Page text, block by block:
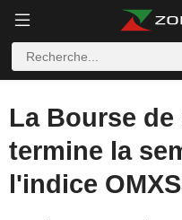
La Bourse
termine la
l'indice